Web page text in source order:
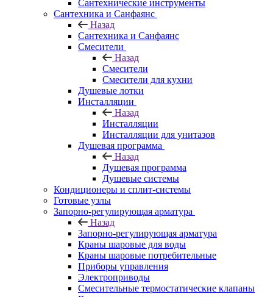
Сантехнические инструменты
Сантехника и Санфаянс
Назад
Сантехника и Санфаянс
Смесители
Назад
Смесители
Смесители для кухни
Душевые лотки
Инсталляции
Назад
Инсталляции
Инсталляции для унитазов
Душевая программа
Назад
Душевая программа
Душевые системы
Кондиционеры и сплит-системы
Готовые узлы
Запорно-регулирующая арматура
Назад
Запорно-регулирующая арматура
Краны шаровые для воды
Краны шаровые потребительные
Приборы управления
Электроприводы
Смесительные термостатические клапаны